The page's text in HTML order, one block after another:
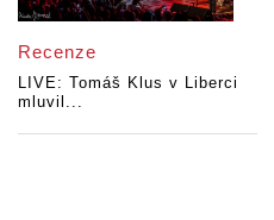
Recenze
LIVE: Tomáš Klus v Liberci
mluvil...